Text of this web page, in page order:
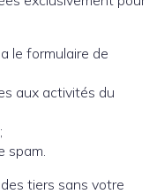
le formulaire de
aux activités du
spam.
tiers sans votre